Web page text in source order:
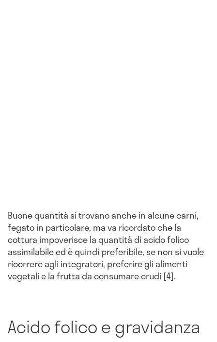
Buone quantità si trovano anche in alcune carni,
fegato in particolare, ma va ricordato che la
cottura impoverisce la quantità di acido folico
assimilabile ed è quindi preferibile, se non si vuole
ricorrere agli integratori, preferire gli alimenti
vegetali e la frutta da consumare crudi [4].
Acido folico e gravidanza